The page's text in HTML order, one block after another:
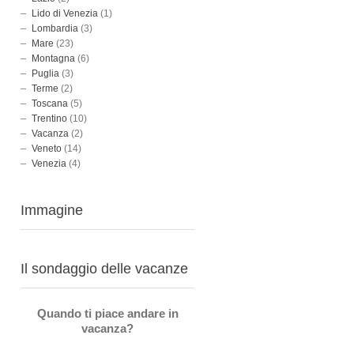
Lido di Venezia (1)
Lombardia (3)
Mare (23)
Montagna (6)
Puglia (3)
Terme (2)
Toscana (5)
Trentino (10)
Vacanza (2)
Veneto (14)
Venezia (4)
Immagine
Il sondaggio delle vacanze
Quando ti piace andare in
vacanza?